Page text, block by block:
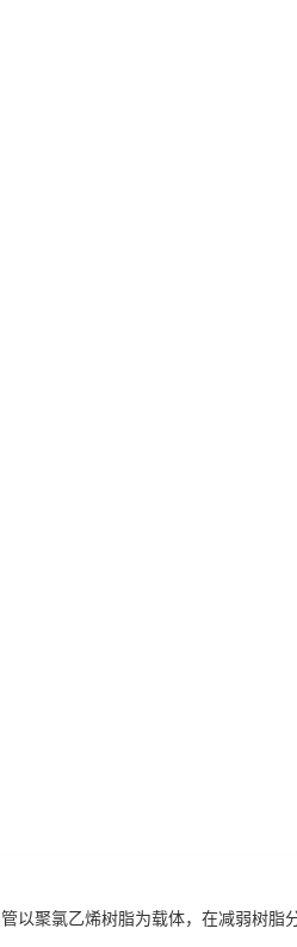
管以聚氯乙烯树脂为载体，在减弱树脂